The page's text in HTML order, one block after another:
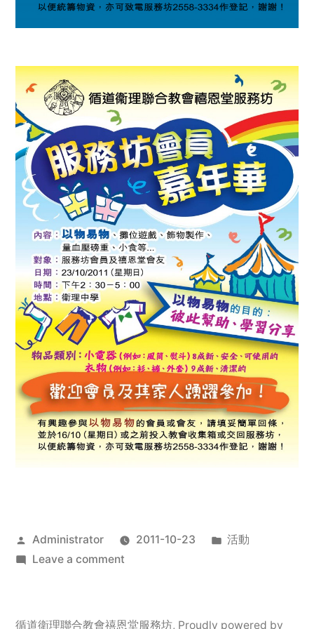
Posted
by
Administrator 2011-10-23
Posted
活動
Leave a commenton
服
循道衛理聯合教會禧恩堂服務坊, Proudly powered by